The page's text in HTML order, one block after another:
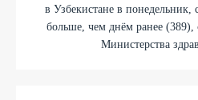
в Узбекистане в понедельник,
больше, чем днём ранее (389),
Министерства